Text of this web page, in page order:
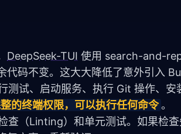
DeepSeek-TUI 使用 search-and-
码不变。这大大降低了意外引入
的终端权限，可以执行任何命令。
查（Linting）和单元测试。如果检